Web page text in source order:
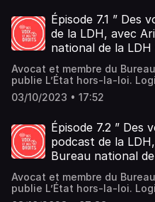
une méthode sécuritaire,
individuelles et publiques.
fondamental. Le droit à
constitue l’une des pierres
majeure des femmes.
Épisode 7.1 ” Des
de la LDH, avec
national de la
Avocat et membre du
publie L’État hors-la-loi.
aux éditions de La
l’invite à cette occasion
première partie, il évoque
policières comme problème
l’importance du travail
dans cette prise de
ethno-raciales dans les
du maintien de l’ordre à
refus d’obtempérer… Il
03/10/2023 • 17:52
Épisode 7.2 ” Des
podcast de la
Bureau national
Avocat et membre du
publie L’État hors-la-loi.
aux éditions de La